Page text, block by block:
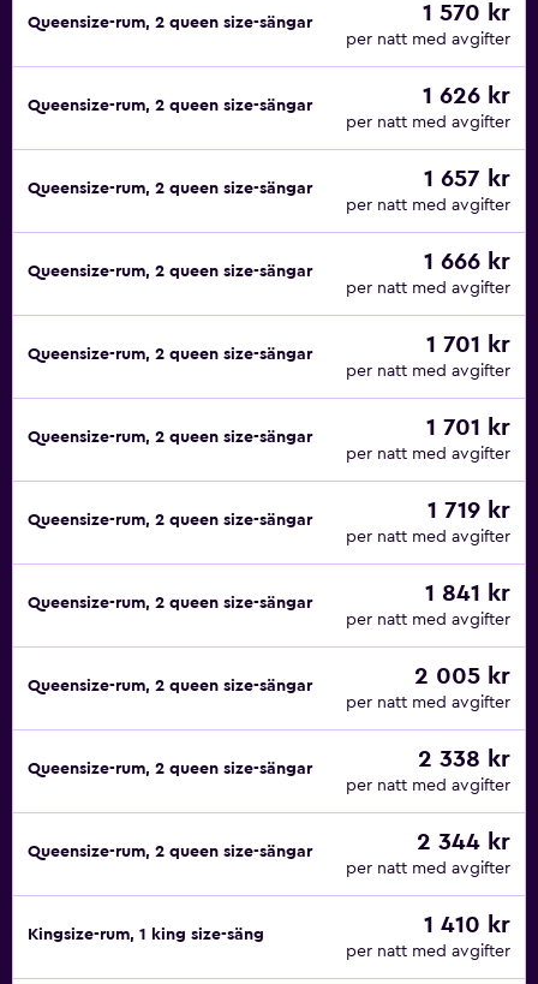
Queensize-rum, 2 queen size-sängar 1 570 kr
per natt med avgifter
Queensize-rum, 2 queen size-sängar 1 626 kr
per natt med avgifter
Queensize-rum, 2 queen size-sängar 1 657 kr
per natt med avgifter
Queensize-rum, 2 queen size-sängar 1 666 kr
per natt med avgifter
Queensize-rum, 2 queen size-sängar 1 701 kr
per natt med avgifter
Queensize-rum, 2 queen size-sängar 1 701 kr
per natt med avgifter
Queensize-rum, 2 queen size-sängar 1 719 kr
per natt med avgifter
Queensize-rum, 2 queen size-sängar 1 841 kr
per natt med avgifter
Queensize-rum, 2 queen size-sängar 2 005 kr
per natt med avgifter
Queensize-rum, 2 queen size-sängar 2 338 kr
per natt med avgifter
Queensize-rum, 2 queen size-sängar 2 344 kr
per natt med avgifter
Kingsize-rum, 1 king size-säng 1 410 kr
per natt med avgifter